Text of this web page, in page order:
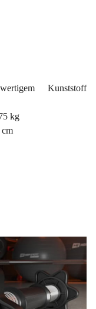
Kunststoff
kg
cm